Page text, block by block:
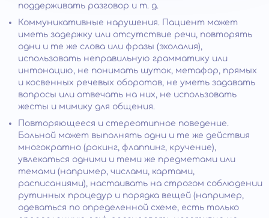
поддерживать разговор и т. д.
Коммуникативные нарушения. Пациент может
иметь задержку или отсутствие речи, повторять
одни и те же слова или фразы (эхолалия),
использовать неправильную грамматику или
интонацию, не понимать шуток, метафор, прямых
и косвенных речевых оборотов, не уметь задавать
вопросы или отвечать на них, не использовать
жесты и мимику для общения.
Повторяющееся и стереотипное поведение.
Больной может выполнять одни и те же действия
многократно (рокинг, флаппинг, кручение),
увлекаться одними и теми же предметами или
темами (например, числами, картами,
расписаниями), настаивать на строгом соблюдении
рутинных процедур и порядка вещей (например,
одеваться по определенной схеме, есть только